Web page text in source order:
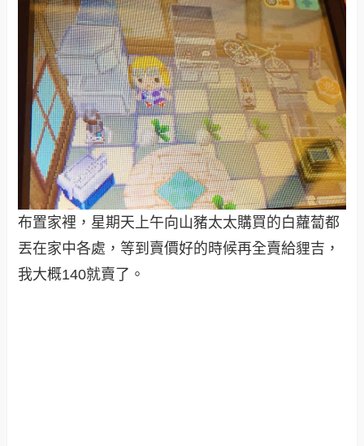
布置家裡，星期天上午向山豬太太購買的白蘿蔔都
丟在家中各處，等到賣價好的時候再全賣給貍吉，
我大概140就賣了。